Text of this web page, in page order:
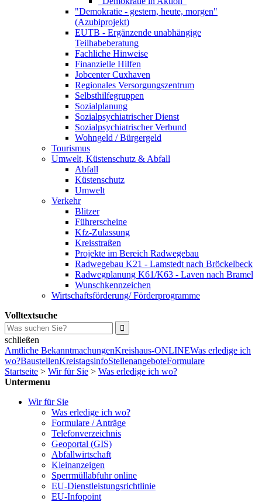
"Demokratie - gestern, heute, morgen"
(Azubiprojekt)
EUTB - Ergänzende unabhängige
Teilhabeberatung
Fachliche Hinweise
Finanzielle Hilfen
Jobcenter Cuxhaven
Regionales Versorgungszentrum
Selbsthilfegruppen
Sozialplanung
Sozialpsychiatrischer Dienst
Sozialpsychiatrischer Verbund
Wohngeld / Bürgergeld
Tourismus
Umwelt, Küstenschutz & Abfall
Abfall
Küstenschutz
Umwelt
Verkehr
Blitzer
Führerscheine
Kfz-Zulassung
Kreisstraßen
Projekte im Bereich Radwegebau
Radwegebau K21 - Lamstedt nach Bröckelbeck
Radwegplanung K61/K63 - Laven nach Bramel
Wunschkennzeichen
Wirtschaftsförderung/ Förderprogramme
Volltextsuche
schließen
Amtliche BekanntmachungenKreishaus-ONLINEWas erledige ich
wo?BaustellenKreistagsinfoStellenangeboteFormulare
Startseite > Wir für Sie > Was erledige ich wo?
Untermenu
Wir für Sie
Was erledige ich wo?
Formulare / Anträge
Telefonverzeichnis
Geoportal (GIS)
Abfallwirtschaft
Kleinanzeigen
Sperrmüllabfuhr online
EU-Dienstleistungsrichtlinie
EU-Infopoint